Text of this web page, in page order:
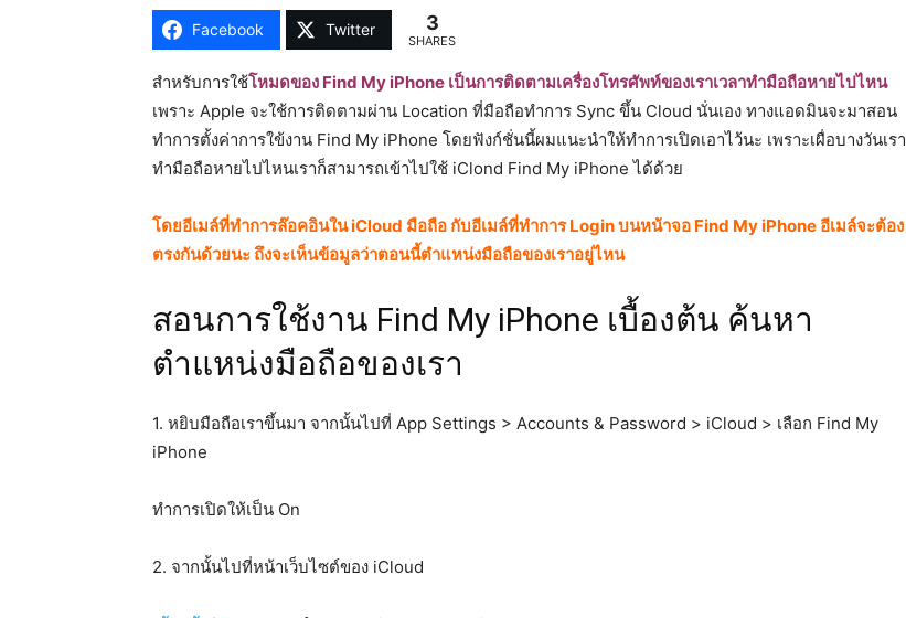
Facebook Twitter 3
SHARES
สำหรับการใช้โหมดของ Find My iPhone เป็นการติดตามเครื่องโทรศัพท์ของเราเวลาทำมือถือหายไปไหน
เพราะ Apple จะใช้การติดตามผ่าน Location ที่มือถือทำการ Sync ขึ้น Cloud นั่นเอง ทางแอดมินจะมาสอน
ทำการตั้งค่าการใข้งาน Find My iPhone โดยฟังก์ชั่นนี้ผมแนะนำให้ทำการเปิดเอาไว้นะ เพราะเผื่อบางวันเรา
ทำมือถือหายไปไหนเราก็สามารถเข้าไปใช้ iClond Find My iPhone ได้ด้วย
โดยอีเมล์ที่ทำการล๊อคอินใน iCloud มือถือ กับอีเมล์ที่ทำการ Login บนหน้าจอ Find My iPhone อีเมล์จะต้อง
ตรงกันด้วยนะ ถึงจะเห็นข้อมูลว่าตอนนี้ตำแหน่งมือถือของเราอยู่ไหน
สอนการใช้งาน Find My iPhone เบื้องต้น ค้นหา
ตำแหน่งมือถือของเรา
1. หยิบมือถือเราขึ้นมา จากนั้นไปที่ App Settings > Accounts & Password > iCloud > เลือก Find My
iPhone
ทำการเปิดให้เป็น On
2. จากนั้นไปที่หน้าเว็บไซต์ของ iCloud